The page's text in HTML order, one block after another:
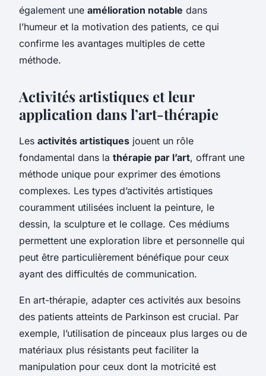
également une amélioration notable dans
l’humeur et la motivation des patients, ce qui
confirme les avantages multiples de cette
méthode.
Activités artistiques et leur
application dans l’art-thérapie
Les activités artistiques jouent un rôle
fondamental dans la thérapie par l’art, offrant une
méthode unique pour exprimer des émotions
complexes. Les types d’activités artistiques
couramment utilisées incluent la peinture, le
dessin, la sculpture et le collage. Ces médiums
permettent une exploration libre et personnelle qui
peut être particulièrement bénéfique pour ceux
ayant des difficultés de communication.
En art-thérapie, adapter ces activités aux besoins
des patients atteints de Parkinson est crucial. Par
exemple, l’utilisation de pinceaux plus larges ou de
matériaux plus résistants peut faciliter la
manipulation pour ceux dont la motricité est